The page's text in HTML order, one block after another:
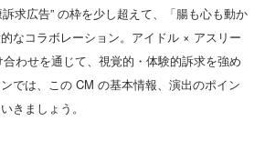
求広告” の枠を少し超えて、「腸も心も動か
なコラボレーション。アイドル × アスリー
わせを通じて、視覚的・体験的訴求を強め
では、この CM の基本情報、演出のポイン
きましょう。